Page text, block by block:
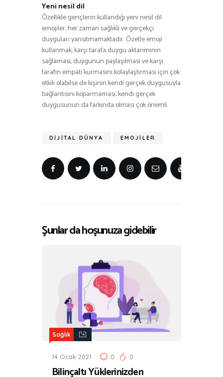
Yeni nesil dil
Özellikle gençlerin kullandığı yeni nesil dil
emojiler, her zaman sağlıklı ve gerçekçi
duyguları yansıtmamaktadır. Özetle emoji
kullanmak; karşı tarafa duygu aktarımının
sağlaması, duygunun paylaşılması ve karşı
tarafın empati kurmasını kolaylaştırması için çok
etkili olabilse de kişinin kendi gerçek duygusuyla
bağlantısını koparmaması, kendi gerçek
duygusunun da farkında olması çok önemli.
DIJITAL DÜNYA EMOJILER
Şunlar da hoşunuza gidebilir
Sağlık
14 Ocak 2021 0 0
Bilinçaltı Yüklerinizden